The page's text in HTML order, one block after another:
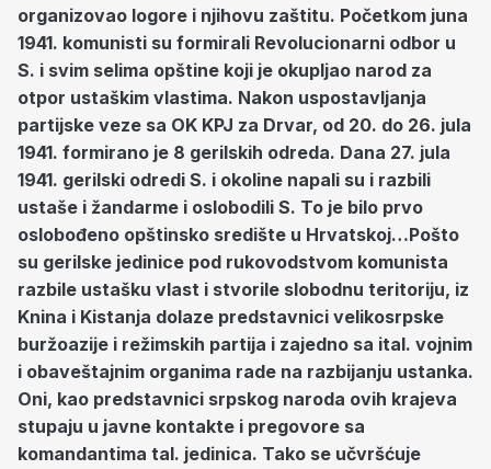
organizovao logore i njihovu zaštitu. Početkom juna
1941. komunisti su formirali Revolucionarni odbor u
S. i svim selima opštine koji je okupljao narod za
otpor ustaškim vlastima. Nakon uspostavljanja
partijske veze sa OK KPJ za Drvar, od 20. do 26. jula
1941. formirano je 8 gerilskih odreda. Dana 27. jula
1941. gerilski odredi S. i okoline napali su i razbili
ustaše i žandarme i oslobodili S. To je bilo prvo
oslobođeno opštinsko središte u Hrvatskoj…Pošto
su gerilske jedinice pod rukovodstvom komunista
razbile ustašku vlast i stvorile slobodnu teritoriju, iz
Knina i Kistanja dolaze predstavnici velikosrpske
buržoazije i režimskih partija i zajedno sa ital. vojnim
i obaveštajnim organima rade na razbijanju ustanka.
Oni, kao predstavnici srpskog naroda ovih krajeva
stupaju u javne kontakte i pregovore sa
komandantima tal. jedinica. Tako se učvršćuje